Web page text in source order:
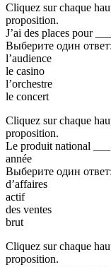
Cliquez sur chaque
proposition.
J’ai des places pour
Выберите один ответ:
l’audience
le casino
l’orchestre
le concert
Cliquez sur chaque
proposition.
Le produit national
année
Выберите один ответ:
d’affaires
actif
des ventes
brut
Cliquez sur chaque
proposition.